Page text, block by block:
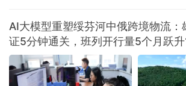
AI大模型重塑绥芬河中俄跨境物流：
证5分钟通关，班列开行量5个月跃